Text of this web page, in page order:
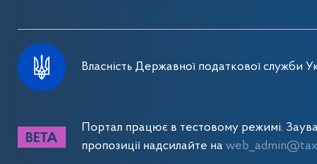
Власність Державної податкової служби
Портал працює в тестовому режимі.
пропозиції надсилайте на